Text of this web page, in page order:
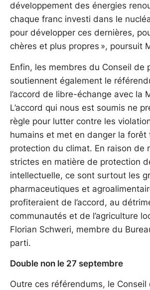
développement des énergies
chaque franc investi dans le
pour développer ces dernières,
chères et plus propres », poursuit
Enfin, les membres du Conseil de
soutiennent également le
l’accord de libre-échange avec la
L’accord qui nous est soumis ne
règle pour lutter contre les
humains et met en danger la forêt
protection du climat. En raison de
strictes en matière de protection
intellectuelle, ce sont surtout les
pharmaceutiques et
profiteraient de l’accord, au
communautés et de l’agriculture
Florian Schweri, membre du
parti.
Double non le 27 septembre
Outre ces référendums, le Conseil